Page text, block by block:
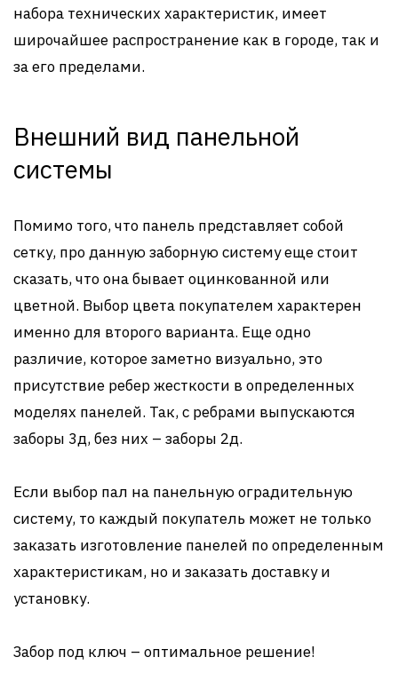
набора технических характеристик, имеет
широчайшее распространение как в городе, так и
за его пределами.
Внешний вид панельной
системы
Помимо того, что панель представляет собой
сетку, про данную заборную систему еще стоит
сказать, что она бывает оцинкованной или
цветной. Выбор цвета покупателем характерен
именно для второго варианта. Еще одно
различие, которое заметно визуально, это
присутствие ребер жесткости в определенных
моделях панелей. Так, с ребрами выпускаются
заборы 3д, без них – заборы 2д.
Если выбор пал на панельную оградительную
систему, то каждый покупатель может не только
заказать изготовление панелей по определенным
характеристикам, но и заказать доставку и
установку.
Забор под ключ – оптимальное решение!